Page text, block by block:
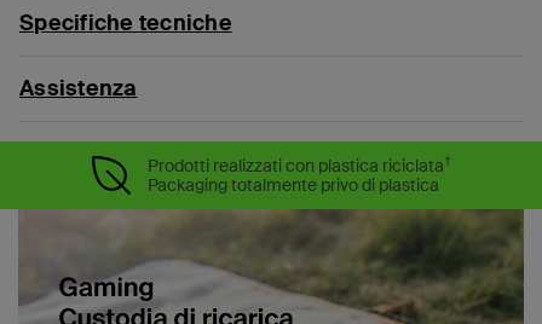
Specifiche tecniche
Assistenza
Prodotti realizzati con plastica riciclata†
Packaging totalmente privo di plastica